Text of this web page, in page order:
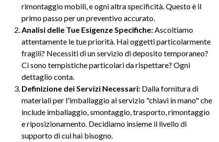
rimontaggio mobili, e ogni altra specificità. Questo è il
primo passo per un preventivo accurato.
Analisi delle Tue Esigenze Specifiche:Ascoltiamo
attentamente le tue priorità. Hai oggetti particolarmente
fragili? Necessiti di un servizio di deposito temporaneo?
Ci sono tempistiche particolari da rispettare? Ogni
dettaglio conta.
Definizione dei Servizi Necessari: Dalla fornitura di
materiali per l'imballaggio al servizio "chiavi in mano" che
include imballaggio, smontaggio, trasporto, rimontaggio
e riposizionamento. Decidiamo insieme il livello di
supporto di cui hai bisogno.